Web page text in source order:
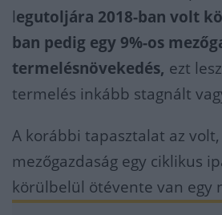
legutoljára 2018-ban volt
ban pedig egy 9%-os
termelésnövekedés, ezt
termelés inkább stagnált
A korábbi tapasztalat az volt,
mezőgazdaság egy ciklikus
körülbelül ötévente van egy